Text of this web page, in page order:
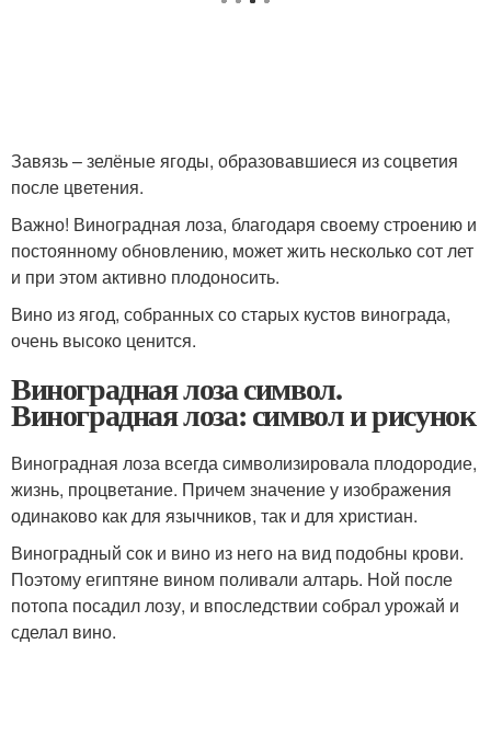
Завязь – зелёные ягоды, образовавшиеся из соцветия
после цветения.
Важно! Виноградная лоза, благодаря своему строению и
постоянному обновлению, может жить несколько сот лет
и при этом активно плодоносить.
Вино из ягод, собранных со старых кустов винограда,
очень высоко ценится.
Виноградная лоза символ.
Виноградная лоза: символ и рисунок
Виноградная лоза всегда символизировала плодородие,
жизнь, процветание. Причем значение у изображения
одинаково как для язычников, так и для христиан.
Виноградный сок и вино из него на вид подобны крови.
Поэтому египтяне вином поливали алтарь. Ной после
потопа посадил лозу, и впоследствии собрал урожай и
сделал вино.